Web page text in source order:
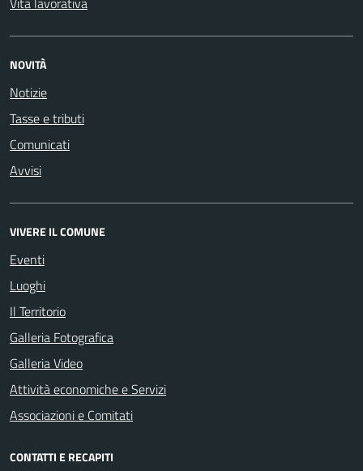
NOVITÀ
Notizie
Tasse e tributi
Comunicati
Avvisi
VIVERE IL COMUNE
Eventi
Luoghi
Il Territorio
Galleria Fotografica
Galleria Video
Attività economiche e Servizi
Associazioni e Comitati
CONTATTI E RECAPITI